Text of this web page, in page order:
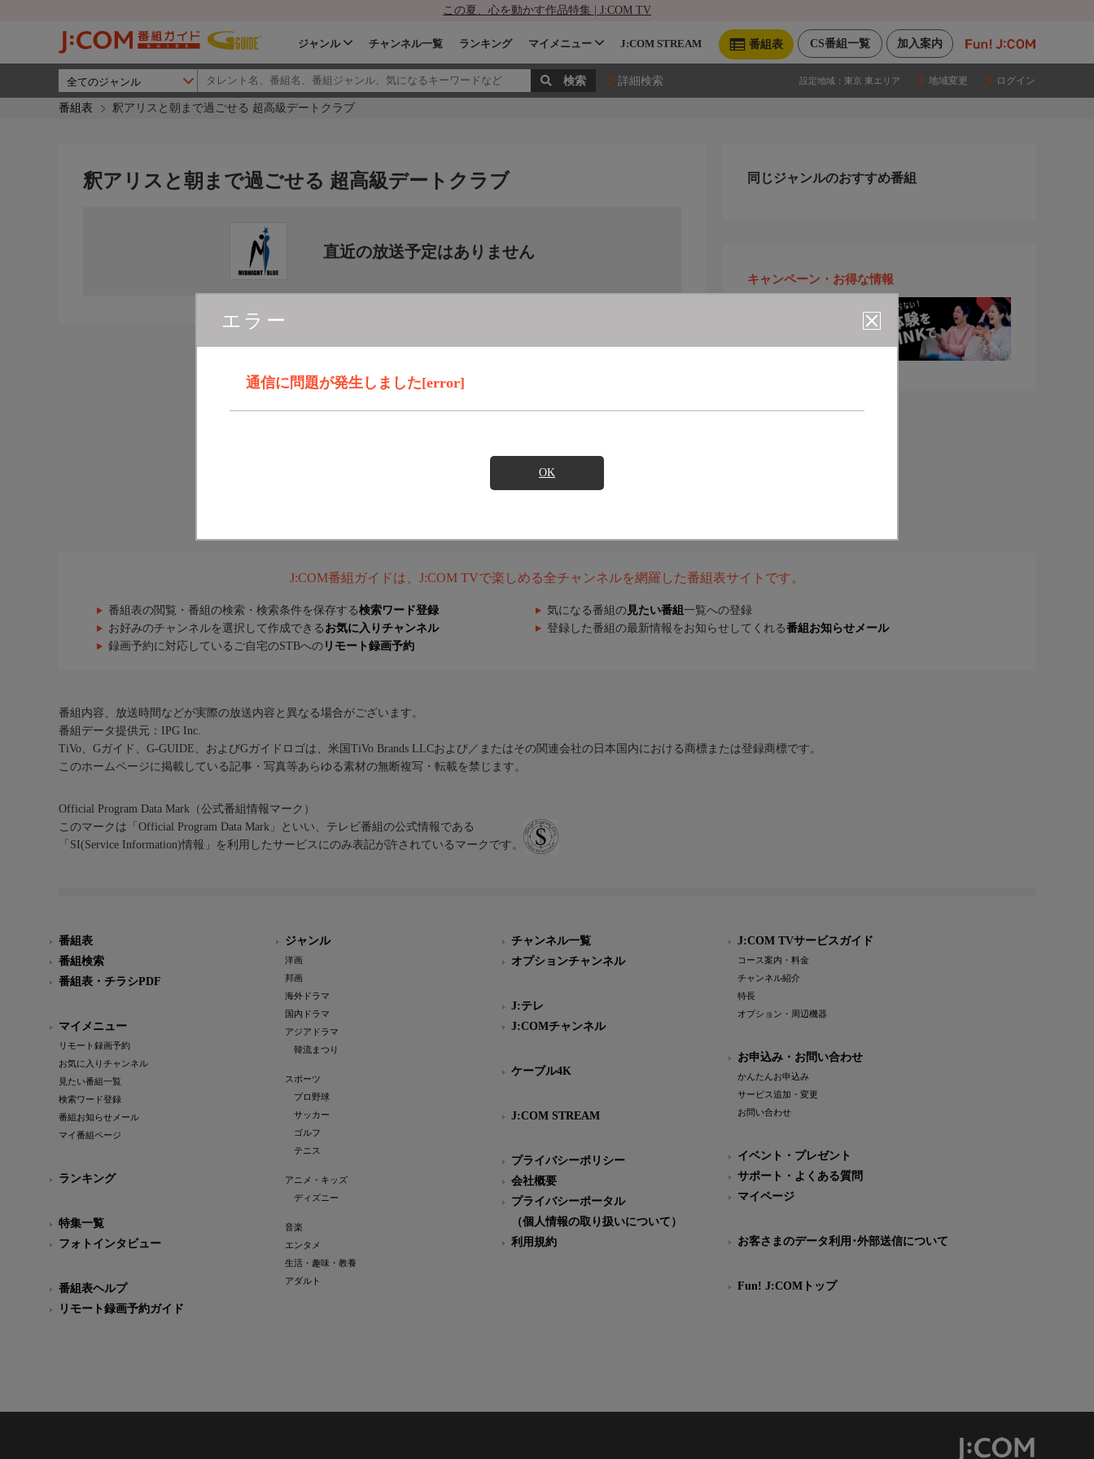
この夏、心を動かす作品特集 | J:COM TV
加入案内
CS番組一覧
番組表
ジャンル チャンネル一覧 ランキング マイメニュー J:COM STREAM
詳細検索 設定地域： 東京 東エリア 地域変更 ログイン
番組表 釈アリスと朝まで過ごせる 超高級デートクラブ
エラー
通信に問題が発生しました[error]
OK
釈アリスと朝まで過ごせる 超高級デートクラブ
直近の放送予定はありません
同じジャンルのおすすめ番組
キャンペーン・お得な情報
J:COM番組ガイドは、J:COM TVで楽しめる全チャンネルを網羅した番組表サイトです。
番組表の閲覧・番組の検索・検索条件を保存する検索ワード登録 気になる番組の 見たい番組 一覧への登録
お好みのチャンネルを選択して作成できる お気に入りチャンネル 登録した番組の最新情報をお知らせしてくれる番組お知らせメール
録画予約に対応しているご自宅のSTBへの リモート録画予約
番組内容、放送時間などが実際の放送内容と異なる場合がございます。
番組データ提供元：IPG Inc.
TiVo、Gガイド、G-GUIDE、およびGガイドロゴは、米国TiVo Brands LLCおよび／またはその関連会社の日本国内における商標または登録商標です。
このホームページに掲載している記事・写真等あらゆる素材の無断複写・転載を禁じます。
Official Program Data Mark（公式番組情報マーク）
このマークは「Official Program Data Mark」といい、テレビ番組の公式情報である
「SI(Service Information)情報」を利用したサービスにのみ表記が許されているマークです。
番組表
番組検索
番組表・チラシPDF
マイメニュー
リモート録画予約
お気に入りチャンネル
見たい番組一覧
検索ワード登録
番組お知らせメール
マイ番組ページ
ランキング
特集一覧
フォトインタビュー
番組表ヘルプ
リモート録画予約ガイド
ジャンル
洋画
邦画
海外ドラマ
国内ドラマ
アジアドラマ
韓流まつり
スポーツ
プロ野球
サッカー
ゴルフ
テニス
アニメ・キッズ
ディズニー
音楽
エンタメ
生活・趣味・教養
アダルト
チャンネル一覧
オプションチャンネル
J:テレ
J:COMチャンネル
ケーブル4K
J:COM STREAM
プライバシーポリシー
会社概要
プライバシーポータル
（個人情報の取り扱いについて）
利用規約
J:COM TVサービスガイド
コース案内・料金
チャンネル紹介
特長
オプション・周辺機器
お申込み・お問い合わせ
かんたんお申込み
サービス追加・変更
お問い合わせ
イベント・プレゼント
サポート・よくある質問
マイページ
お客さまのデータ利用･外部送信について
Fun! J:COMトップ